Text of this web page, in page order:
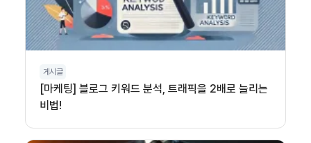
게시글
[마케팅] 블로그 키워드 분석, 트래픽을 2배로 늘리는
비법!